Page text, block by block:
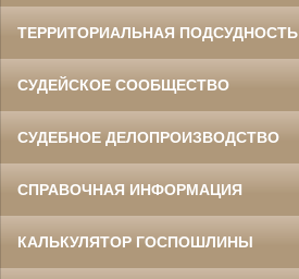
ТЕРРИТОРИАЛЬНАЯ ПОДСУДНОСТЬ
СУДЕЙСКОЕ СООБЩЕСТВО
СУДЕБНОЕ ДЕЛОПРОИЗВОДСТВО
СПРАВОЧНАЯ ИНФОРМАЦИЯ
КАЛЬКУЛЯТОР ГОСПОШЛИНЫ